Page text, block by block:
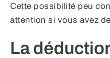
Cette possibilité peu
attention si vous avez
La